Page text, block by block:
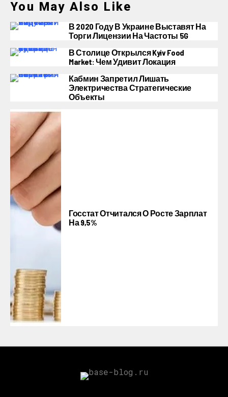
You May Also Like
В 2020 Году В Украине Выставят На
Торги Лицензии На Частоты 5G
В Столице Открылся Kyiv Food
Market: Чем Удивит Локация
Кабмин Запретил Лишать
Электричества Стратегические
Объекты
Госстат Отчитался О Росте Зарплат
На 9,5%